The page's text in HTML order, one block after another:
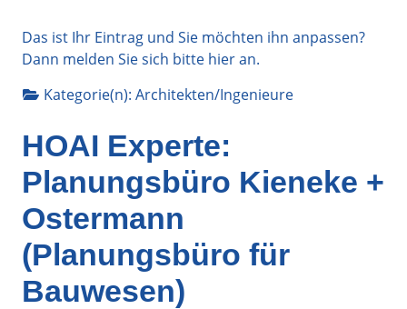
Das ist Ihr Eintrag und Sie möchten ihn anpassen?
Dann melden Sie sich bitte hieran.
Kategorie(n): Architekten/Ingenieure
HOAI Experte:
Planungsbüro Kieneke +
Ostermann
(Planungsbüro für
Bauwesen)